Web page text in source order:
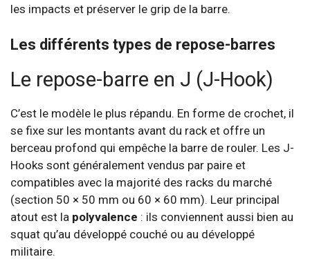
les impacts et préserver le grip de la barre.
Les différents types de repose-barres
Le repose-barre en J (J-Hook)
C’est le modèle le plus répandu. En forme de crochet, il
se fixe sur les montants avant du rack et offre un
berceau profond qui empêche la barre de rouler. Les J-
Hooks sont généralement vendus par paire et
compatibles avec la majorité des racks du marché
(section 50 × 50 mm ou 60 × 60 mm). Leur principal
atout est la polyvalence : ils conviennent aussi bien au
squat qu’au développé couché ou au développé
militaire.